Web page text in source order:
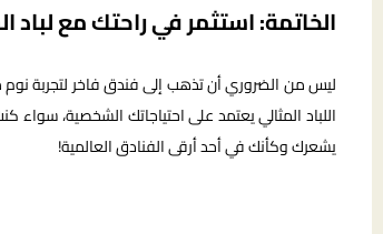
الخاتمة: استثمر في راحتك مع لباد
ليس من الضروري أن تذهب إلى فندق فاخر لتجربة
اللباد المثالي يعتمد على احتياجاتك الشخصية، سواء
يشعرك وكأنك في أحد أرقى الفنادق العالمية!